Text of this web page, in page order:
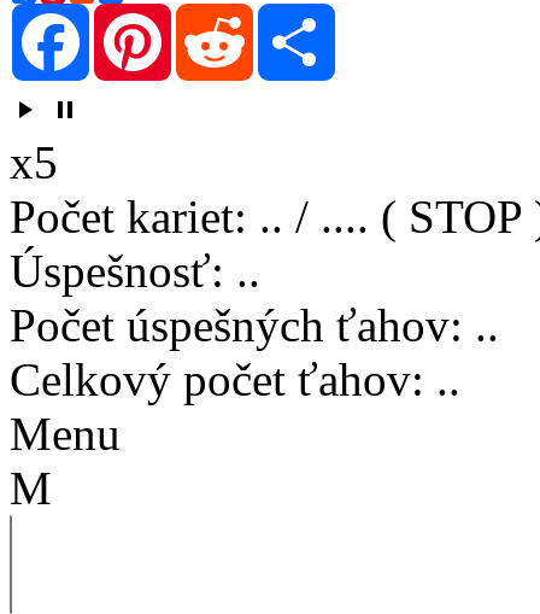
Facebook
Pinterest Reddit
play_arrow pause
x5
Počet kariet: .. / .... ( STOP
Úspešnosť: ..
Počet úspešných ťahov: ..
Celkový počet ťahov: ..
Menu
M